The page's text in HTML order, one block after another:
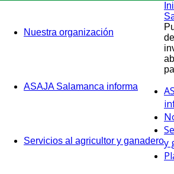
Nuestra organización
ASAJA Salamanca informa
Servicios al agricultor y ganaderoy